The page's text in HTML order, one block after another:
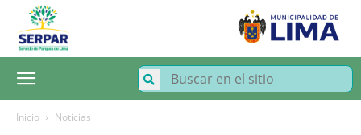
SERPAR
Servicio
de
Parques
Inicio Noticias